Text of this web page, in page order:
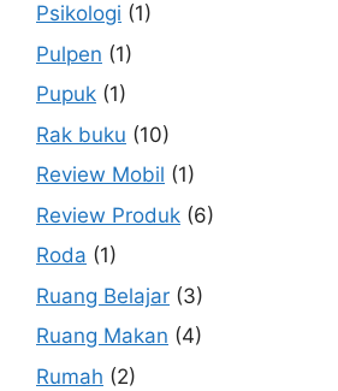
Psikologi (1)
Pulpen (1)
Pupuk (1)
Rak buku (10)
Review Mobil (1)
Review Produk (6)
Roda (1)
Ruang Belajar (3)
Ruang Makan (4)
Rumah (2)